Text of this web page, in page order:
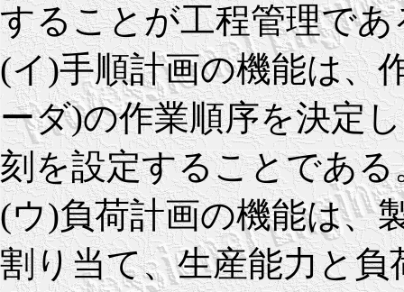
することが工程管理であ
(イ)手順計画の機能は、
ーダ)の作業順序を決定
刻を設定することである
(ウ)負荷計画の機能は、
割り当て、生産能力と